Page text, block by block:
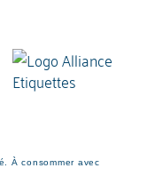
À consommer avec